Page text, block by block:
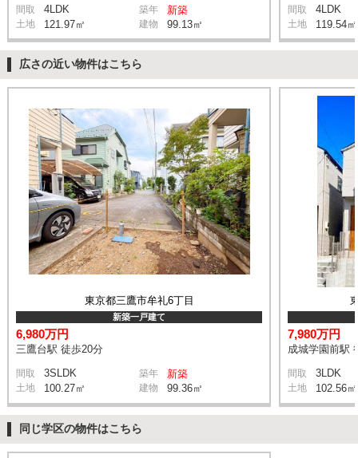
間取 4LDK 築年 新築
土地 121.97㎡ 建物 99.13㎡
間取 4LDK
土地 119.54㎡
広さの近い物件はこちら
東京都三鷹市牟礼6丁目
新築一戸建て
6,980万円
三鷹台駅 徒歩20分
間取 3SLDK 築年 新築
土地 100.27㎡ 建物 99.36㎡
7,980万円
成城学園前駅
間取 3LDK
土地 102.56㎡
同じ学区の物件はこちら